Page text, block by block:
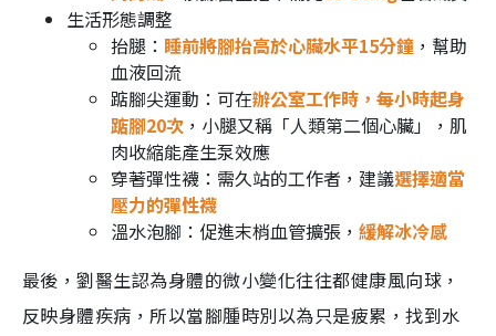
生活形態調整
抬腿： 睡前將腳抬高於心臟水平15分鐘 ，幫助
血液回流
踮腳尖運動：可在辦公室工作時，每小時起身
踮腳20次 ，小腿又稱「人類第二個心臟」，肌
肉收縮能產生泵效應
穿著彈性襪：需久站的工作者，建議選擇適當
壓力的彈性襪
溫水泡腳：促進末梢血管擴張， 緩解冰冷感
最後，劉醫生認為身體的微小變化往往都健康風向球，
反映身體疾病，所以當腳腫時別以為只是疲累，找到水